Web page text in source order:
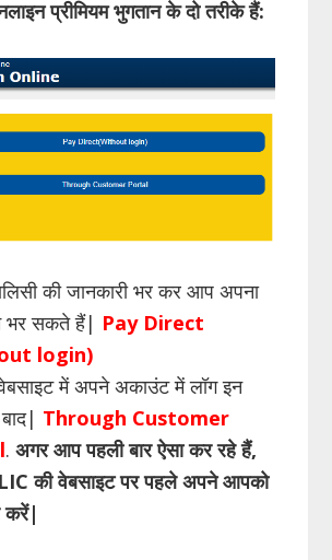
प्रीमियम भुगतान के दो तरीके हैं:
की जानकारी भर कर आप अपना
भर सकते हैं| Pay Direct
login)
में अपने अकाउंट में लॉग इन
Through Customer
.अगर आप पहली बार ऐसा कर रहे हैं,
की वेबसाइट पर पहले अपने आपको
करें|